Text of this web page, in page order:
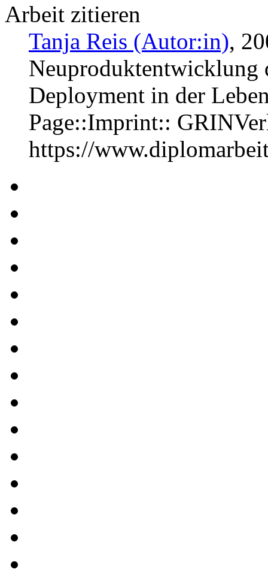
Arbeit zitieren
Tanja Reis (Autor:in),
Deployment in der
Page::Imprint::
https://